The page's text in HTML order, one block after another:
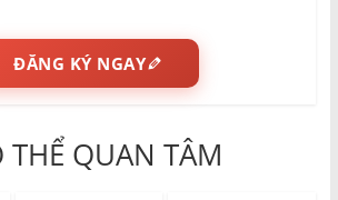
ĐĂNG KÝ NGAY
THỂ QUAN TÂM